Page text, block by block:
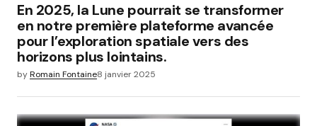
En 2025, la Lune pourrait se transformer
en notre première plateforme avancée
pour l’exploration spatiale vers des
horizons plus lointains.
byRomain Fontaine8 janvier 2025